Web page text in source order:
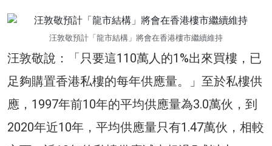
汪敦敬預計「龍市結構」將會在香港樓市繼續維持
汪敦敬說：「只要這110萬人的1%出來買樓，已
足夠購置香港私樓的每年供應量。」至於私樓供
應，1997年前10年的平均供應量為3.0萬伙，到
2020年近10年，平均供應量只有1.47萬伙，相較